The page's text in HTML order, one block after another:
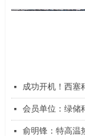
넷
넷 会员单位：绿储
넷 俞明锋：特高温